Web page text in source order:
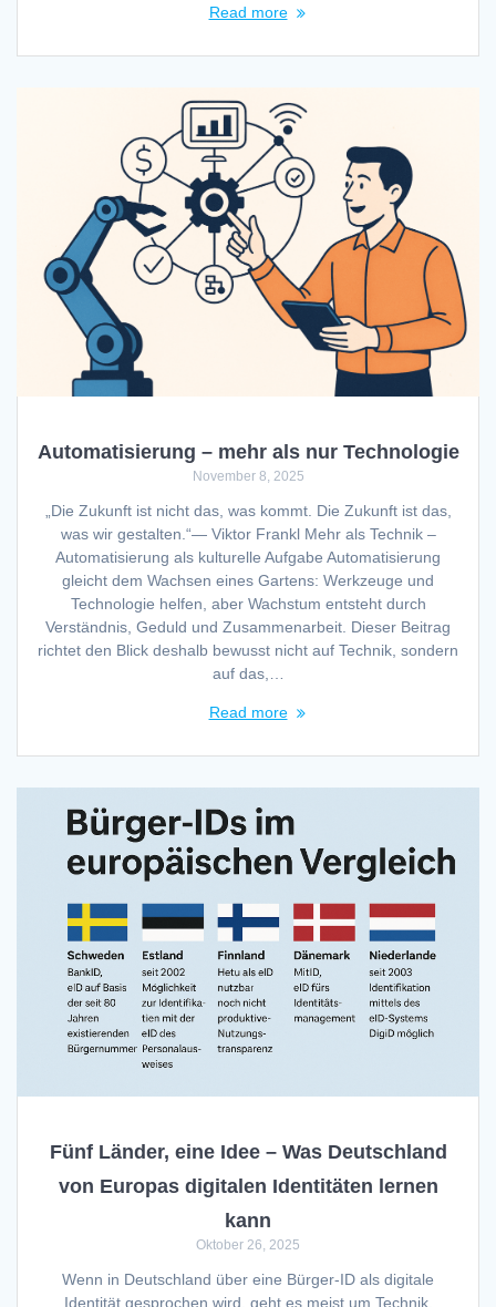
Read more
Automatisierung – mehr als nur Technologie
November 8, 2025
„Die Zukunft ist nicht das, was kommt. Die Zukunft ist das,
was wir gestalten.“— Viktor Frankl Mehr als Technik –
Automatisierung als kulturelle Aufgabe Automatisierung
gleicht dem Wachsen eines Gartens: Werkzeuge und
Technologie helfen, aber Wachstum entsteht durch
Verständnis, Geduld und Zusammenarbeit. Dieser Beitrag
richtet den Blick deshalb bewusst nicht auf Technik, sondern
auf das,…
Read more
Fünf Länder, eine Idee – Was Deutschland
von Europas digitalen Identitäten lernen
kann
Oktober 26, 2025
Wenn in Deutschland über eine Bürger-ID als digitale
Identität gesprochen wird, geht es meist um Technik,